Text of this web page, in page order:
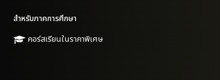
สำหรับภาคการศึกษา
คอร์สเรียนในราคาพิเศษ